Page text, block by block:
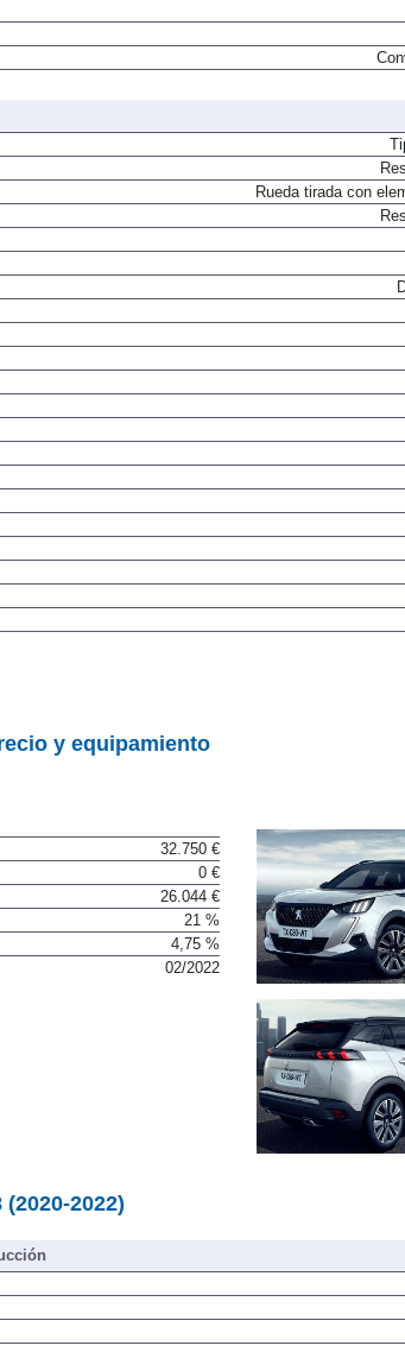
Rueda tirada con
y equipamiento
32.750 €
0 €
26.044 €
21 %
4,75 %
02/2022
2022)